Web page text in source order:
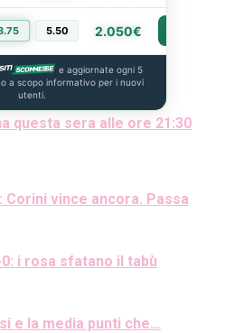
5.50 2.050€
e aggiornate ogni 5
a scopo informativo per i nuovi
utenti.
questa sera alle ore 21:30
Corini vince ancora. Passa
i rosa sfatano il tabù
e la media punti che…